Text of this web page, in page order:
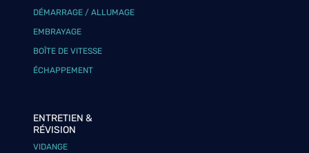
DÉMARRAGE / ALLUMAGE
EMBRAYAGE
BOÎTE DE VITESSE
ÉCHAPPEMENT
ENTRETIEN &
RÉVISION
VIDANGE